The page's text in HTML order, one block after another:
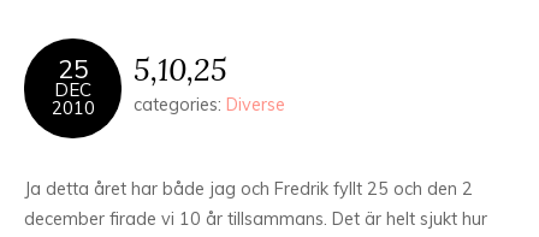
25
DEC
2010
5,10,25
categories: Diverse
Ja detta året har både jag och Fredrik fyllt 25 och den 2
december firade vi 10 år tillsammans. Det är helt sjukt hur